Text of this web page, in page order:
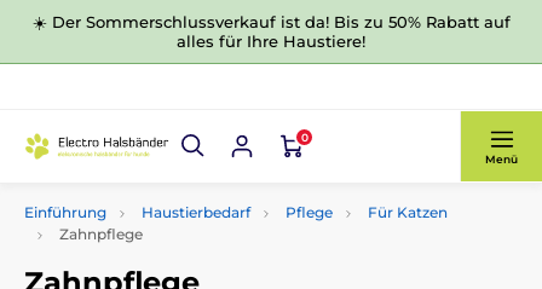
☀️ Der Sommerschlussverkauf ist da! Bis zu 50% Rabatt auf
alles für Ihre Haustiere!
0
Menü
Einführung Haustierbedarf Pflege
Für Katzen
Zahnpflege